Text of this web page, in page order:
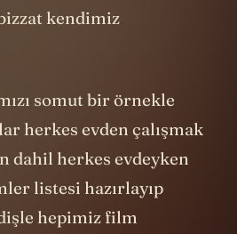
kendimiz
somut bir örnekle
herkes evden çalışmak
dahil herkes evdeyken
listesi hazırlayıp
hepimiz film